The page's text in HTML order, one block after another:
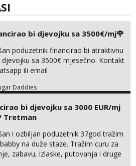
bi djevojku sa 3500€/mj🌹
poduzetnik financirao bi atraktivnu
djevojku sa 3500€ mjesečno. Kontakt
ili email
Daddies
bi djevojku sa 3000 EUR/mj
Tretman
i ozbiljan poduzetnik 37god tražim
na duže staze. Tražim curu za
zabavu, izlaske, putovanja i druge